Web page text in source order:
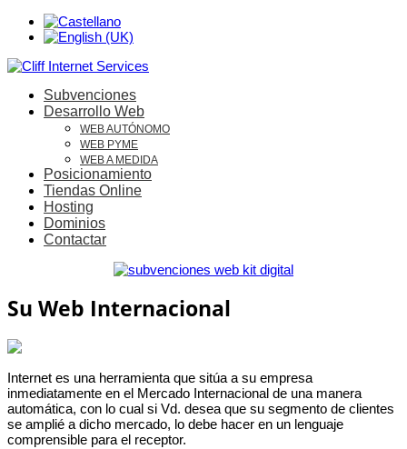
Subvenciones
Desarrollo Web
WEB AUTÓNOMO
WEB PYME
WEB A MEDIDA
Posicionamiento
Tiendas Online
Hosting
Dominios
Contactar
Su Web Internacional
Internet es una herramienta que sitúa a su empresa
inmediatamente en el Mercado Internacional de una manera
automática, con lo cual si Vd. desea que su segmento de clientes
se amplié a dicho mercado, lo debe hacer en un lenguaje
comprensible para el receptor.